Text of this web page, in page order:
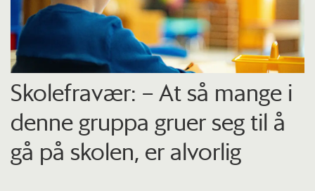
Skolefravær: – At så mange i
denne gruppa gruer seg til å
gå på skolen, er alvorlig